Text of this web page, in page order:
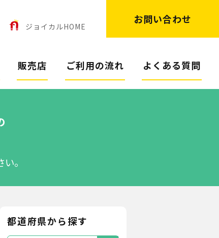
ジョイカルHOME
お問い合わせ
販売店 ご利用の流れ よくある質問
。
都道府県から探す